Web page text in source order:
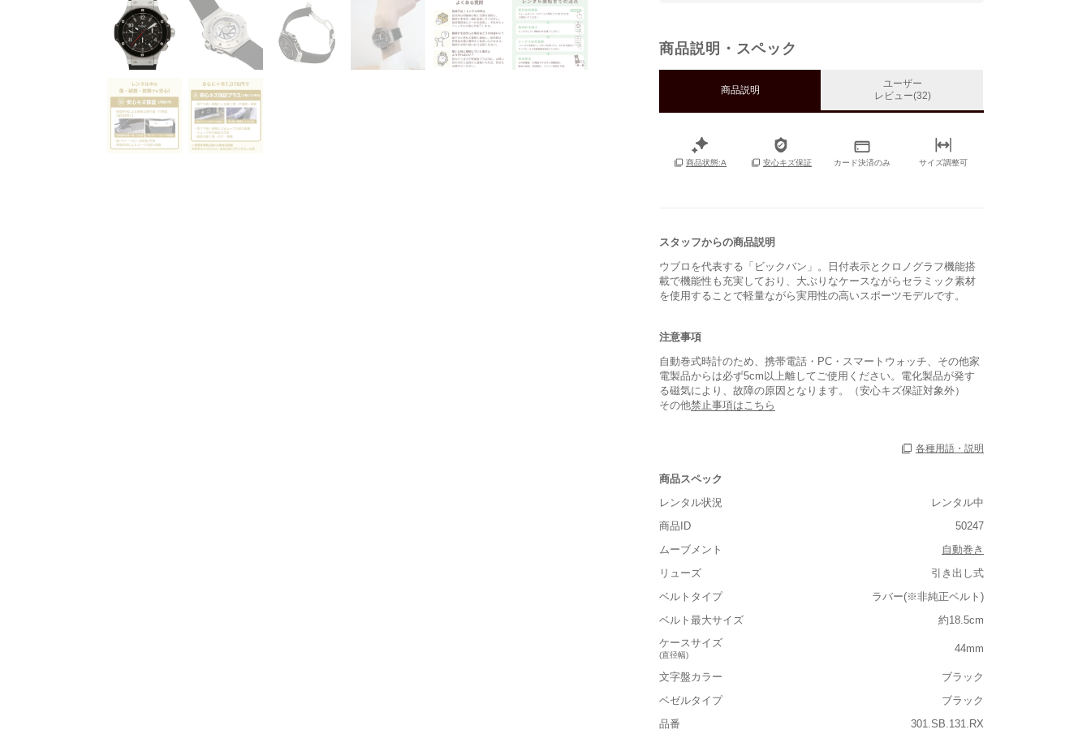
商品説明・スペック
商品説明
ユーザー
レビュー(32)
商品状態:A 安心キズ保証 カード決済のみ サイズ調整可
スタッフからの商品説明
ウブロを代表する「ビックバン」。日付表示とクロノグラフ機能搭
載で機能性も充実しており、大ぶりなケースながらセラミック素材
を使用することで軽量ながら実用性の高いスポーツモデルです。
注意事項
自動巻式時計のため、携帯電話・PC・スマートウォッチ、その他家
電製品からは必ず5cm以上離してご使用ください。電化製品が発す
る磁気により、故障の原因となります。（安心キズ保証対象外）
その他禁止事項はこちら
各種用語・説明
商品スペック
レンタル状況
レンタル中
商品ID
50247
ムーブメント
自動巻き
リューズ
引き出し式
ベルトタイプ
ラバー(※非純正ベルト)
ベルト最大サイズ
約18.5cm
ケースサイズ
(直径幅)
44mm
文字盤カラー
ブラック
ベゼルタイプ
ブラック
品番
301.SB.131.RX
あり
箱
■重さ(ベルト込み)
■ケースの大きさ
小さい 大きい
■装飾感